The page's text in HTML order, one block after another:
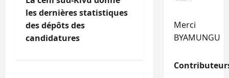
a
t
les dernières statistiques
des dépôts des
candidatures
Merci
BYAMUNGU